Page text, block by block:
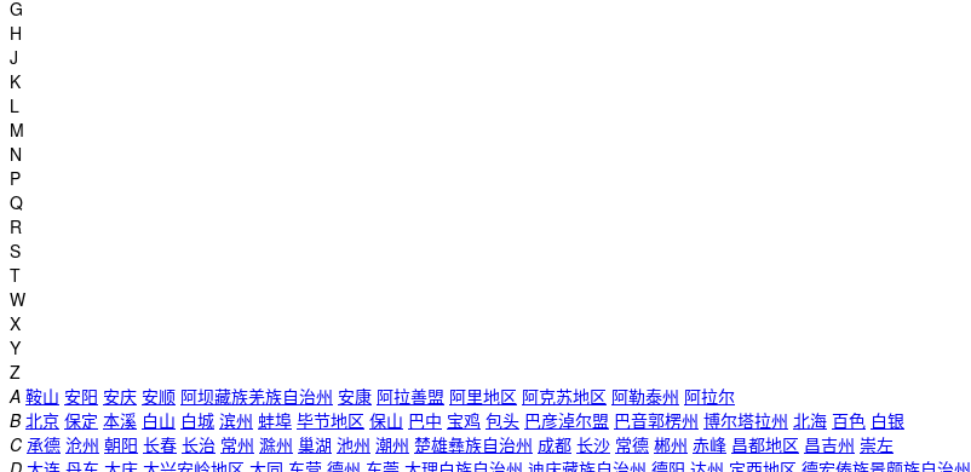
G
H
J
K
L
M
N
P
Q
R
S
T
W
X
Y
Z
A 鞍山 安阳 安庆 安顺 阿坝藏族羌族自治州 安康 阿拉善盟 阿里地区 阿克苏地区 阿勒泰州 阿拉尔
B 北京 保定 本溪 白山 白城 滨州 蚌埠 毕节地区 保山 巴中 宝鸡 包头 巴彦淖尔盟 巴音郭楞州 博尔塔拉州 北海 百色 白银
C 承德 沧州 朝阳 长春 长治 常州 滁州 巢湖 池州 潮州 楚雄彝族自治州 成都 长沙 常德 郴州 赤峰 昌都地区 昌吉州 崇左